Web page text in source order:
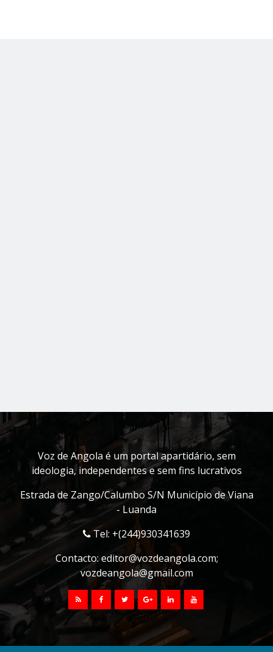
Voz de Angola é um portal apartidário, sem
ideologia, independentes e sem fins lucrativos
Estrada de Zango/Calumbo S/N Município de Viana
- Luanda
Tel: +(244)930341639
Contacto:editor@vozdeangola.com;
vozdeangola@gmail.com